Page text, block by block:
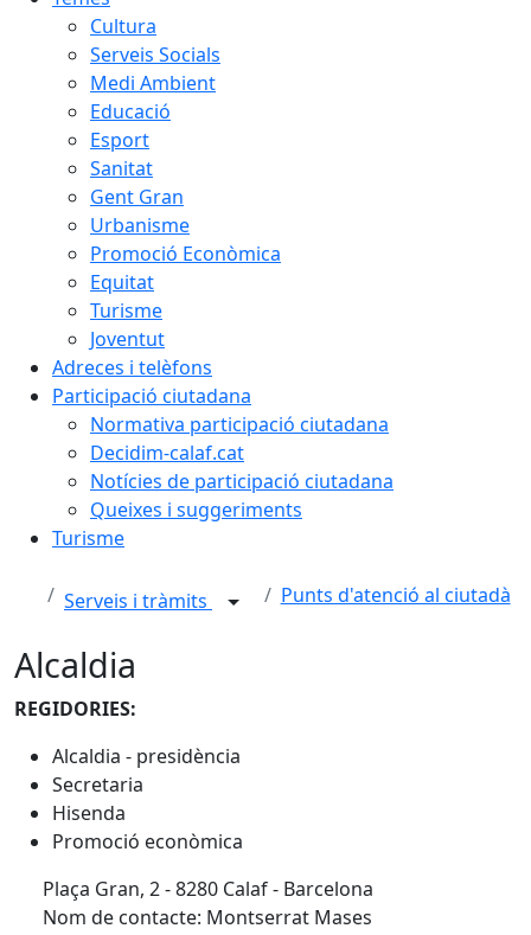
Cultura
Serveis Socials
Medi Ambient
Educació
Esport
Sanitat
Gent Gran
Urbanisme
Promoció Econòmica
Equitat
Turisme
Joventut
Adreces i telèfons
Participació ciutadana
Normativa participació ciutadana
Decidim-calaf.cat
Notícies de participació ciutadana
Queixes i suggeriments
Turisme
Serveis i tràmits Punts d'atenció al ciutadà
Alcaldia
REGIDORIES:
Alcaldia - presidència
Secretaria
Hisenda
Promoció econòmica
Plaça Gran, 2 - 8280 Calaf - Barcelona
Nom de contacte: Montserrat Mases